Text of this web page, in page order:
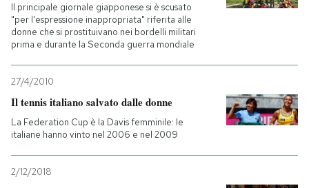
Il principale giornale giapponese si è scusato
"per l'espressione inappropriata" riferita alle
donne che si prostituivano nei bordelli militari
prima e durante la Seconda guerra mondiale
27/4/2010
Il tennis italiano salvato dalle donne
La Federation Cup è la Davis femminile: le
italiane hanno vinto nel 2006 e nel 2009
2/12/2018